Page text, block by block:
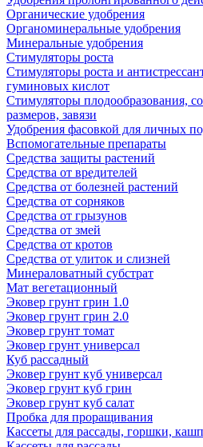
Органические удобрения
Органоминеральные удобрения
Минеральные удобрения
Стимуляторы роста
Стимуляторы роста и
гуминовых кислот
Стимуляторы плодообразования,
размеров, завязи
Удобрения фасовкой для личных
Вспомогательные препараты
Средства защиты растений
Средства от вредителей
Средства от болезней растений
Средства от сорняков
Средства от грызунов
Средства от змей
Средства от кротов
Средства от улиток и слизней
Минераловатный субстрат
Мат вегетационный
Эковер грунт грин 1.0
Эковер грунт грин 2.0
Эковер грунт томат
Эковер грунт универсал
Куб рассадный
Эковер грунт куб универсал
Эковер грунт куб грин
Эковер грунт куб салат
Пробка для проращивания
Кассеты для рассады, горшки,